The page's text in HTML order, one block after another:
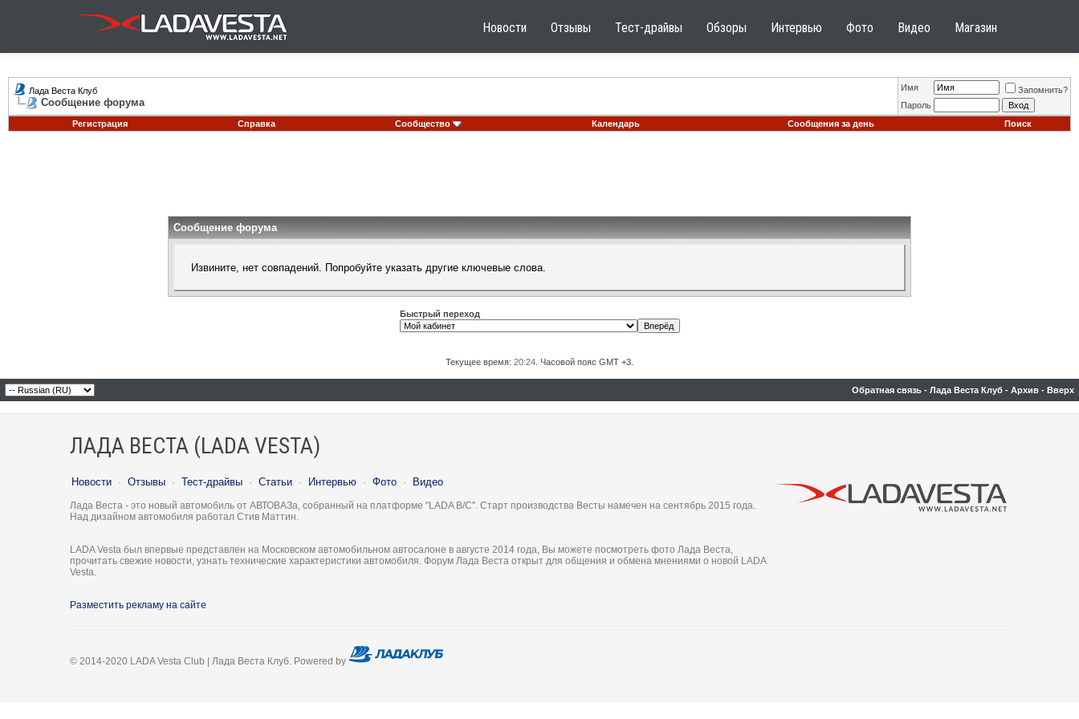
Новости Отзывы Тест-драйвы Обзоры Интервью Фото Видео Магазин
Лада Веста Клуб
Сообщение форума
Имя
Запомнить?
Пароль
Регистрация
Справка Сообщество Календарь Сообщения за день Поиск
Сообщение форума
Извините, нет совпадений. Попробуйте указать другие ключевые слова.
Быстрый переход
Текущее время: 20:24 . Часовой пояс GMT +3.
Обратная связь - Лада Веста Клуб - Архив - Вверх
ЛАДА ВЕСТА (LADA VESTA)
Новости · Отзывы · Тест-драйвы · Статьи · Интервью · Фото · Видео
Лада Веста - это новый автомобиль от АВТОВАЗа, собранный на платформе "LADA B/C". Старт производства Весты намечен на сентябрь 2015 года.
Над дизайном автомобиля работал Стив Маттин.
LADA Vesta был впервые представлен на Московском автомобильном автосалоне в августе 2014 года, Вы можете посмотреть фото Лада Веста,
прочитать свежие новости, узнать технические характеристики автомобиля. Форум Лада Веста открыт для общения и обмена мнениями о новой LADA
Vesta.
Разместить рекламу на сайте
© 2014-2020 LADA Vesta Club | Лада Веста Клуб. Powered by